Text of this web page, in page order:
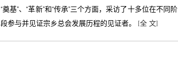
“奠基”、“革新”和“传承”三个方面，采访了十多位在不同阶
段参与并见证宗乡总会发展历程的见证者。 [全 文]